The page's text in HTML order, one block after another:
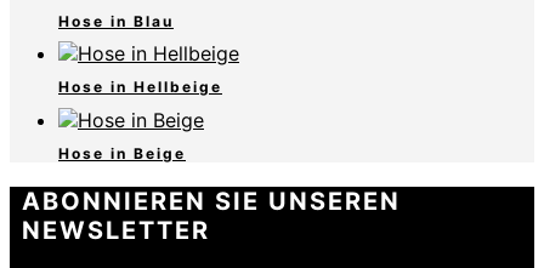
Hose in Blau
Hose in Hellbeige
Hose in Beige
ABONNIEREN SIE UNSEREN
NEWSLETTER